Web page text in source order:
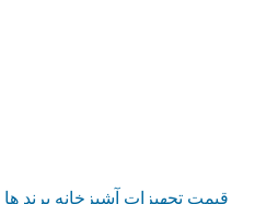
قیمت تجهیزات آشپزخانه برند ها